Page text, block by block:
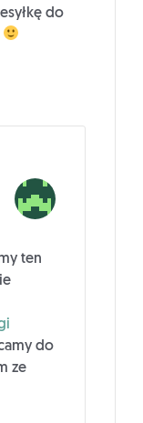
do
ten
do
ze